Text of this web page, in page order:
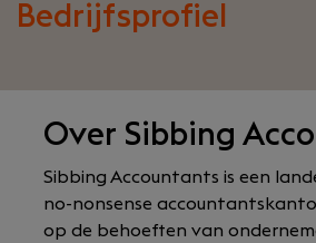
Bedrijfsprofiel
Over Sibbing
Sibbing Accountants is een
no-nonsense
op de behoeften van